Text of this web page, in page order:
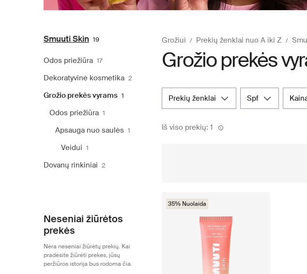
Smuuti Skin 19
Odos priežiūra 17
Dekoratyvinė kosmetika 2
Grožio prekės vyrams 1
Odos priežiūra 1
Apsauga nuo saulės 1
Veidui 1
Dovanų rinkiniai 2
Neseniai žiūrėtos
prekės
Nėra neseniai žiūrėtų prekių. Kai
pradėsite žiūrėti prekes, jūsų
peržiūros istorija bus rodoma čia.
Grožiui Prekių ženklai nuo A iki Z
Grožio prekės
prekių ženklai spf
Iš viso prekių: 1
35% Nuolaida